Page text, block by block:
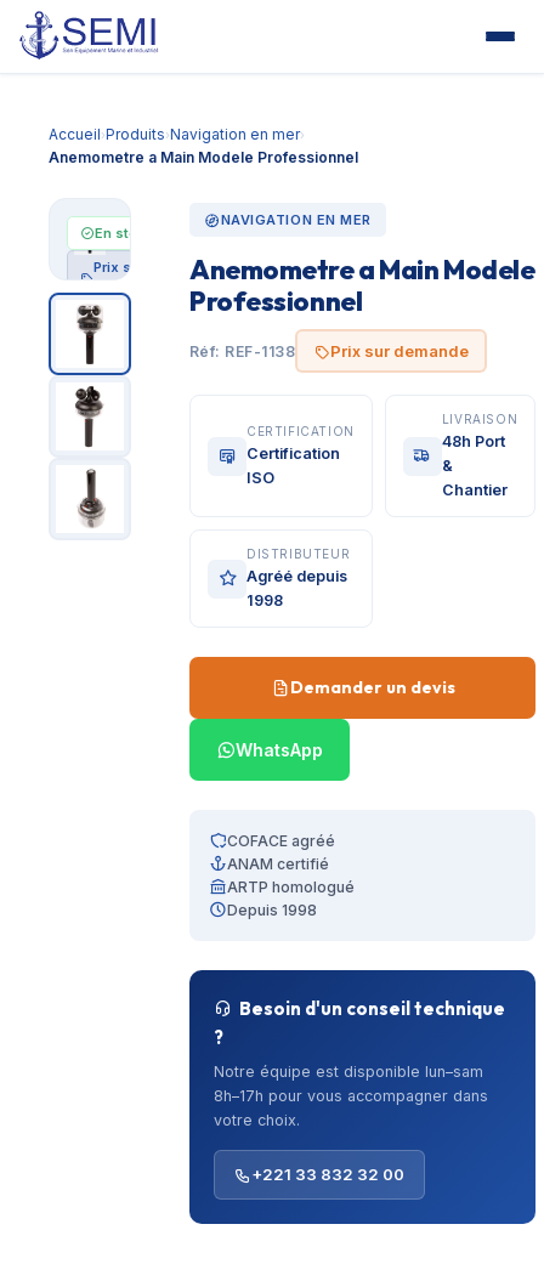
Accueil›Produits›Navigation en mer›
Anemometre a Main Modele Professionnel
En stock
Prix sur
demande
NAVIGATION EN MER
Anemometre a Main Modele
Professionnel
Réf: REF-1138 Prix sur demande
CERTIFICATION
Certification
ISO
LIVRAISON
48h Port
&
Chantier
DISTRIBUTEUR
Agréé depuis
1998
Demander un devis
WhatsApp
COFACE agréé
ANAM certifié
ARTP homologué
Depuis 1998
Besoin d'un conseil technique
?
Notre équipe est disponible lun–sam
8h–17h pour vous accompagner dans
votre choix.
+221 33 832 32 00